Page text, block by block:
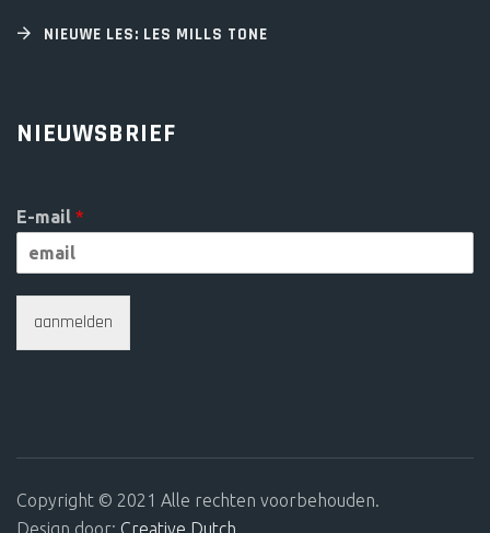
NIEUWE LES: LES MILLS TONE
NIEUWSBRIEF
E-mail *
aanmelden
Copyright © 2021 Alle rechten voorbehouden.
Design door: Creative Dutch